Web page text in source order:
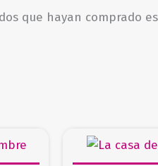
que hayan comprado